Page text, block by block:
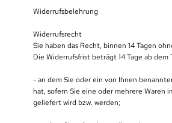
Widerrufsbelehrung
Widerrufsrecht
Sie haben das Recht, binnen 14 Tagen
Die Widerrufsfrist beträgt 14 Tage ab dem
- an dem Sie oder ein von Ihnen
hat, sofern Sie eine oder mehrere
geliefert wird bzw. werden;